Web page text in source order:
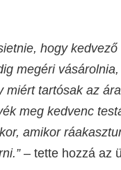
hogy
megéri
miért tartósak az
meg kedvenc
amikor
– tette hozzá az